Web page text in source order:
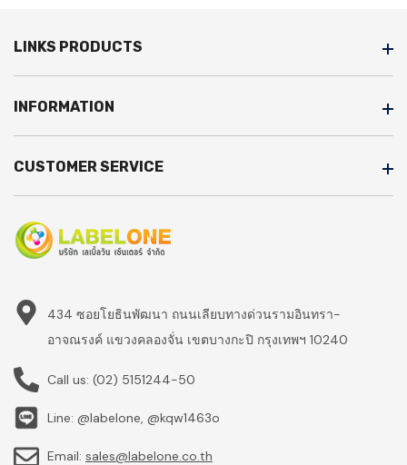
LINKS PRODUCTS
INFORMATION
CUSTOMER SERVICE
434 ซอยโยธินพัฒนา ถนนเลียบทางด่วนรามอินทรา-
อาจณรงค์ แขวงคลองจั่น เขตบางกะปิ กรุงเทพฯ 10240
Call us: (02) 5151244-50
Line: @labelone, @kqw1463o
Email: sales@labelone.co.th